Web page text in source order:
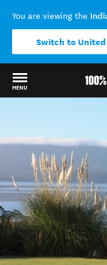
You are viewing the
Switch to
MENU